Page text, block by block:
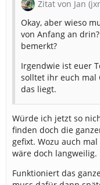
Zitat von Jan
Okay, aber wieso
von Anfang an
bemerkt?
Irgendwie ist euer
solltet ihr euch mal
das liegt.
Würde ich jetzt so
finden doch die
gefixt. Wozu auch
wäre doch langweilig.
Funktioniert das